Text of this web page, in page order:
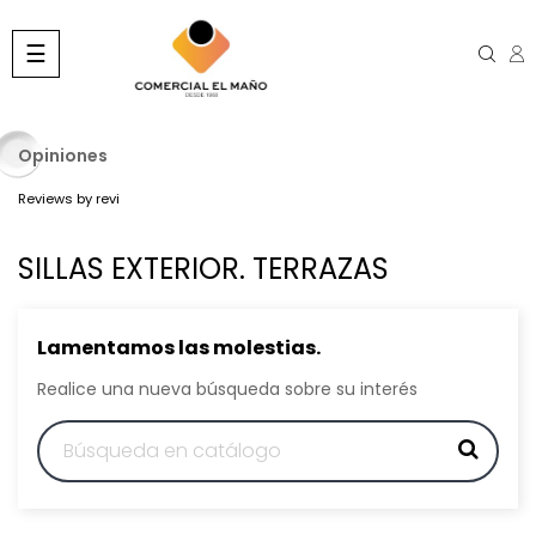
Navegación
de
☰
Opiniones
Reviews byrevi
SILLAS EXTERIOR. TERRAZAS
Lamentamos las molestias.
Realice una nueva búsqueda sobre su interés